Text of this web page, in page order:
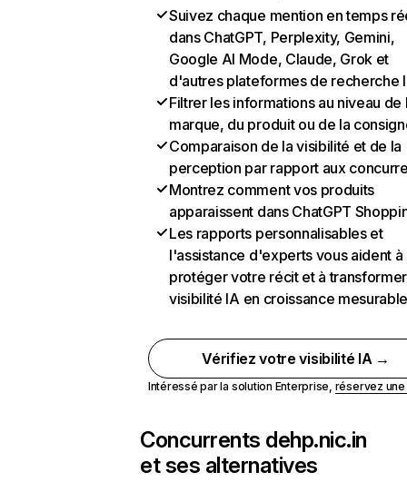
Suivez chaque mention en temps
dans ChatGPT, Perplexity, Gemini,
Google AI Mode, Claude, Grok et
d'autres plateformes de recherche
Filtrer les informations au niveau de
marque, du produit ou de la
Comparaison de la visibilité et de la
perception par rapport aux
Montrez comment vos produits
apparaissent dans ChatGPT
Les rapports personnalisables et
l'assistance d'experts vous aident à
protéger votre récit et à
visibilité IA en croissance
Vérifiez votre visibilité IA →
Intéressé par la solution Enterprise, réservez
Concurrents dehp.nic.in
et ses alternatives